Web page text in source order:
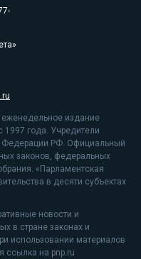
еженедельное издание
года. Учредители
Федерации РФ. Официальный
законов, федеральных
«Парламентская
в десяти субъектах
новости и
в стране законах и
использовании материалов
ссылка на pnp.ru